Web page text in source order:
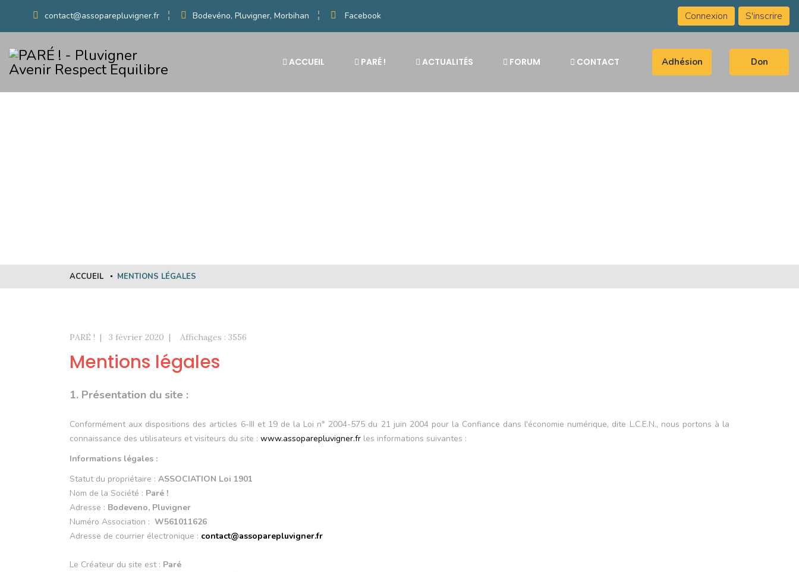
contact@assoparepluvigner.fr Bodevéno, Pluvigner, Morbihan Facebook Connexion S'inscrire
ACCUEIL PARÉ ! ACTUALITÉS FORUM CONTACT Adhésion Don
ACCUEIL MENTIONS LÉGALES
PARÉ ! 3 février 2020 Affichages : 3556
Mentions légales
1. Présentation du site :
Conformément aux dispositions des articles 6-III et 19 de la Loi n° 2004-575 du 21 juin 2004 pour la Confiance dans l'économie numérique, dite L.C.E.N., nous portons à la
connaissance des utilisateurs et visiteurs du site : www.assoparepluvigner.fr les informations suivantes :
Informations légales :
Statut du propriétaire : ASSOCIATION Loi 1901
Nom de la Société : Paré !
Adresse : Bodeveno, Pluvigner
Numéro Association : W561011626
Adresse de courrier électronique : contact@assoparepluvigner.fr
Le Créateur du site est : Paré